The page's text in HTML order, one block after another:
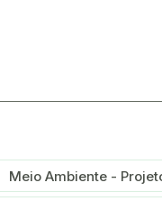
Meio Ambiente -